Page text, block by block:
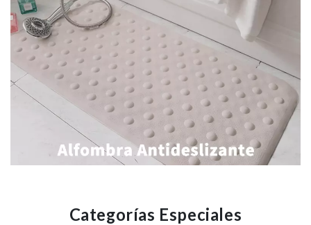
Categorías Especiales